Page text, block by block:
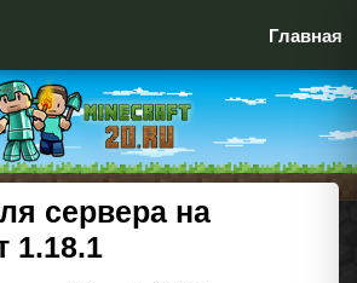
Главная
сервера на
1.18.1